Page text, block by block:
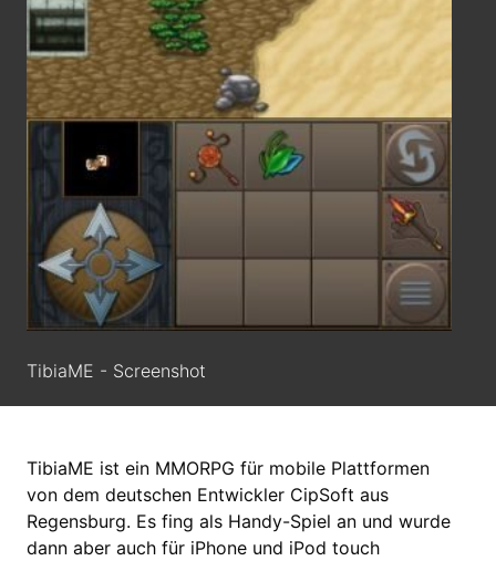
TibiaME - Screenshot
TibiaME ist ein MMORPG für mobile Plattformen
von dem deutschen Entwickler CipSoft aus
Regensburg. Es fing als Handy-Spiel an und wurde
dann aber auch für iPhone und iPod touch